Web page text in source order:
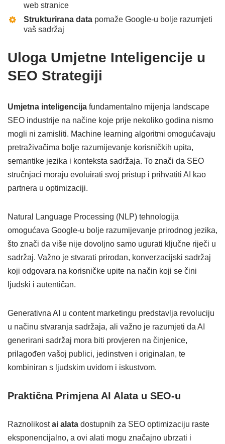
web stranice
Strukturirana data pomaže Google-u bolje razumjeti
vaš sadržaj
Uloga Umjetne Inteligencije u
SEO Strategiji
Umjetna inteligencija fundamentalno mijenja landscape
SEO industrije na načine koje prije nekoliko godina nismo
mogli ni zamisliti. Machine learning algoritmi omogućavaju
pretraživačima bolje razumijevanje korisničkih upita,
semantike jezika i konteksta sadržaja. To znači da SEO
stručnjaci moraju evoluirati svoj pristup i prihvatiti AI kao
partnera u optimizaciji.
Natural Language Processing (NLP) tehnologija
omogućava Google-u bolje razumijevanje prirodnog jezika,
što znači da više nije dovoljno samo ugurati ključne riječi u
sadržaj. Važno je stvarati prirodan, konverzacijski sadržaj
koji odgovara na korisničke upite na način koji se čini
ljudski i autentičan.
Generativna AI u content marketingu predstavlja revoluciju
u načinu stvaranja sadržaja, ali važno je razumjeti da AI
generirani sadržaj mora biti provjeren na činjenice,
prilagođen vašoj publici, jedinstven i originalan, te
kombiniran s ljudskim uvidom i iskustvom.
Praktična Primjena AI Alata u SEO-u
Raznolikostai alata dostupnih za SEO optimizaciju raste
eksponencijalno, a ovi alati mogu značajno ubrzati i